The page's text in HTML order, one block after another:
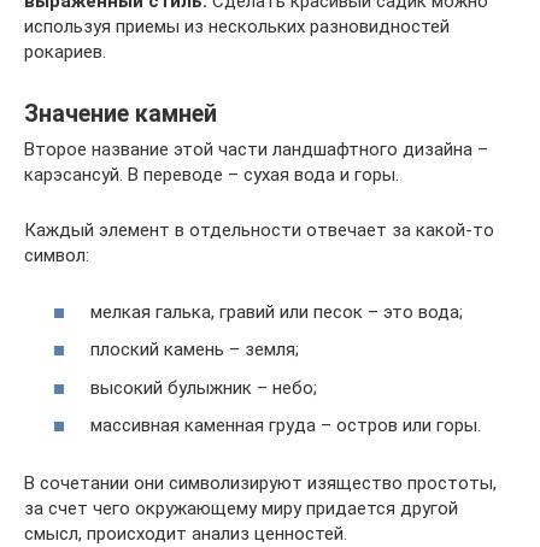
используя приемы из нескольких разновидностей
рокариев.
Значение камней
Второе название этой части ландшафтного дизайна –
карэсансуй. В переводе – сухая вода и горы.
Каждый элемент в отдельности отвечает за какой-то
символ:
мелкая галька, гравий или песок – это вода;
плоский камень – земля;
высокий булыжник – небо;
массивная каменная груда – остров или горы.
В сочетании они символизируют изящество простоты,
за счет чего окружающему миру придается другой
смысл, происходит анализ ценностей.